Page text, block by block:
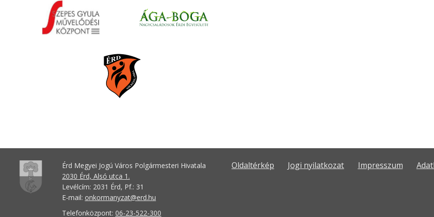
Érd Megyei Jogú Város Polgármesteri Hivatala
2030 Érd, Alsó utca 1.
Levélcím: 2031 Érd, Pf.: 31
E-mail: onkormanyzat@erd.hu
Telefonközpont: 06-23-522-300
Oldaltérkép Jogi nyilatkozat Impresszum